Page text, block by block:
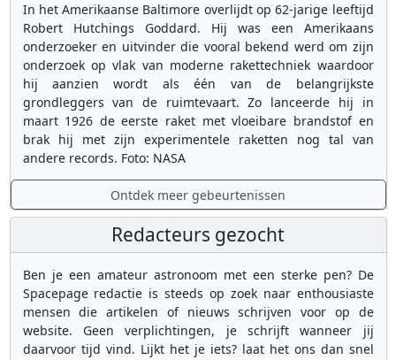
In het Amerikaanse Baltimore overlijdt op 62-jarige leeftijd
Robert Hutchings Goddard. Hij was een Amerikaans
onderzoeker en uitvinder die vooral bekend werd om zijn
onderzoek op vlak van moderne rakettechniek waardoor
hij aanzien wordt als één van de belangrijkste
grondleggers van de ruimtevaart. Zo lanceerde hij in
maart 1926 de eerste raket met vloeibare brandstof en
brak hij met zijn experimentele raketten nog tal van
andere records. Foto: NASA
Ontdek meer gebeurtenissen
Redacteurs gezocht
Ben je een amateur astronoom met een sterke pen? De
Spacepage redactie is steeds op zoek naar enthousiaste
mensen die artikelen of nieuws schrijven voor op de
website. Geen verplichtingen, je schrijft wanneer jij
daarvoor tijd vind. Lijkt het je iets? laat het ons dan snel